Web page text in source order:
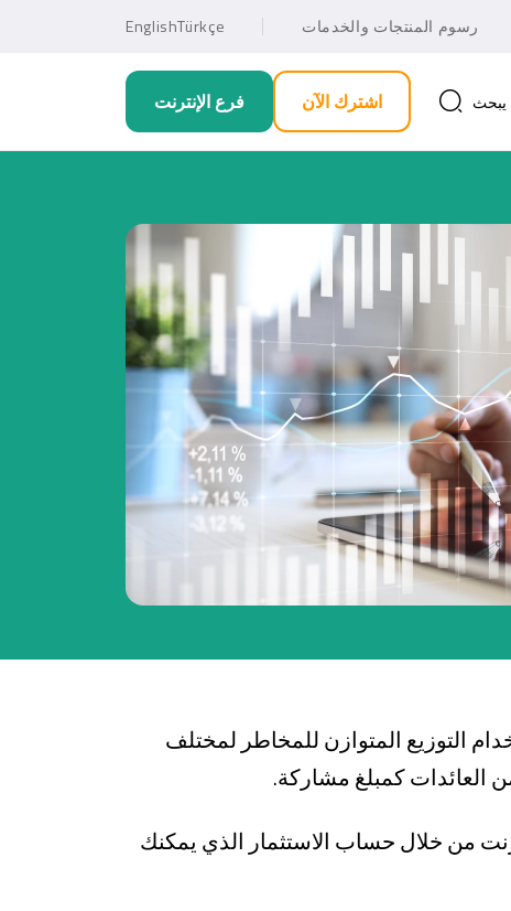
رسوم المنتجات والخدمات Türkçe
English
يبحث اشترك الآن فرع الإنترنت
التوزيع المتوازن للمخاطر لمختلف
العائدات كمبلغ مشاركة.
من خلال حساب الاستثمار الذي يمكنك